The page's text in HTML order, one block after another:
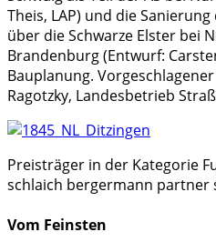
Theis, LAP) und die
über die Schwarze Elster bei
Brandenburg (Entwurf:
Bauplanung.
Ragotzky, Landesbetrieb
Preisträger in der Kategorie
schlaich bergermann partner
Vom Feinsten